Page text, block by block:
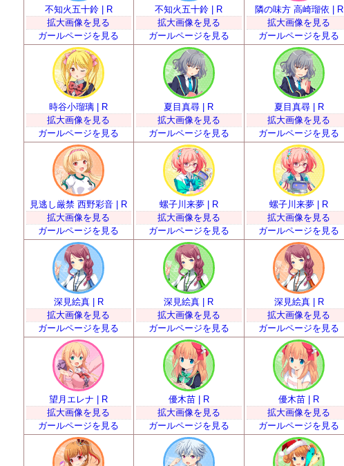
不知火五十鈴 | R
拡大画像を見る
ガールページを見る
不知火五十鈴 | R
拡大画像を見る
ガールページを見る
隣の味方 高崎瑠依 | R
拡大画像を見る
ガールページを見る
時谷小瑠璃 | R
拡大画像を見る
ガールページを見る
夏目真尋 | R
拡大画像を見る
ガールページを見る
夏目真尋 | R
拡大画像を見る
ガールページを見る
見逃し厳禁 西野彩音 | R
拡大画像を見る
ガールページを見る
螺子川来夢 | R
拡大画像を見る
ガールページを見る
螺子川来夢 | R
拡大画像を見る
ガールページを見る
深見絵真 | R
拡大画像を見る
ガールページを見る
深見絵真 | R
拡大画像を見る
ガールページを見る
深見絵真 | R
拡大画像を見る
ガールページを見る
望月エレナ | R
拡大画像を見る
ガールページを見る
優木苗 | R
拡大画像を見る
ガールページを見る
優木苗 | R
拡大画像を見る
ガールページを見る